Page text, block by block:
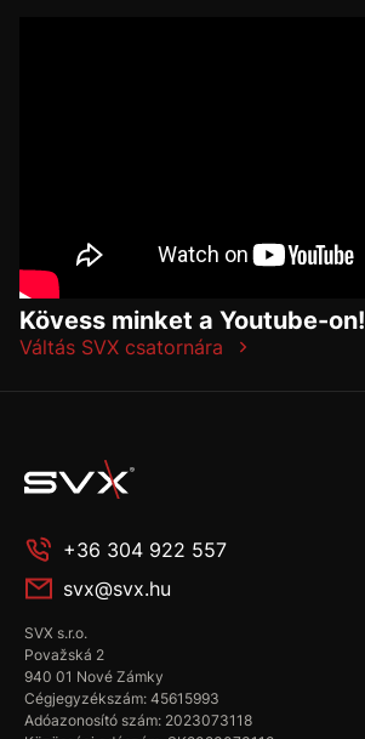
Kövess minket a Youtube-on!
Váltás SVX csatornára
+36 304 922 557
svx@svx.hu
SVX s.r.o.
Považská 2
940 01 Nové Zámky
Cégjegyzékszám: 45615993
Adóazonosító szám: 2023073118